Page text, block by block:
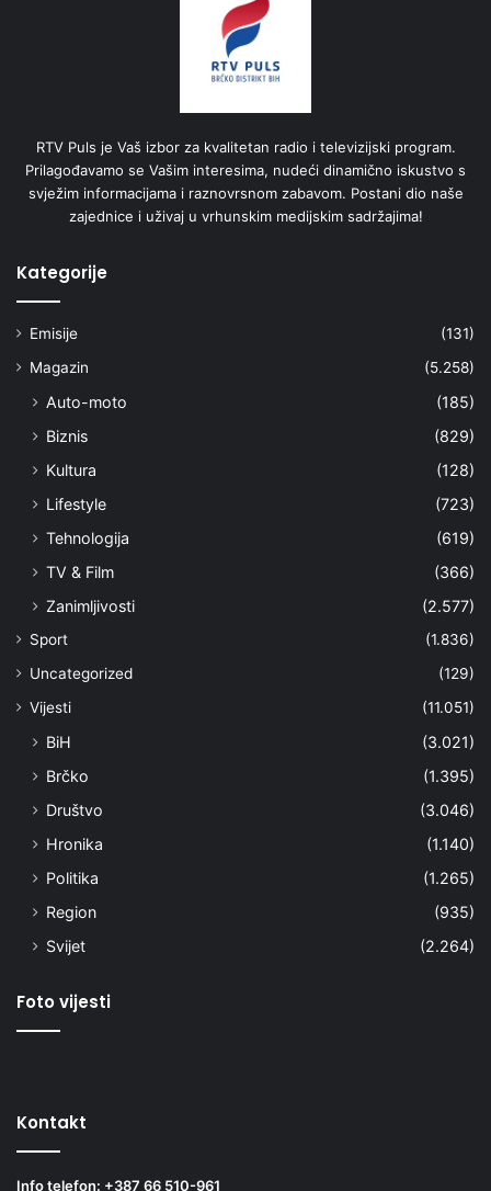
RTV Puls je Vaš izbor za kvalitetan radio i televizijski program.
Prilagođavamo se Vašim interesima, nudeći dinamično iskustvo s
svježim informacijama i raznovrsnom zabavom. Postani dio naše
zajednice i uživaj u vrhunskim medijskim sadržajima!
Kategorije
Emisije
(131)
Magazin
(5.258)
Auto-moto
(185)
Biznis
(829)
Kultura
(128)
Lifestyle
(723)
Tehnologija
(619)
TV & Film
(366)
Zanimljivosti
(2.577)
Sport
(1.836)
Uncategorized
(129)
Vijesti
(11.051)
BiH
(3.021)
Brčko
(1.395)
Društvo
(3.046)
Hronika
(1.140)
Politika
(1.265)
Region
(935)
Svijet
(2.264)
Foto vijesti
Kontakt
Info telefon: +387 66 510-961